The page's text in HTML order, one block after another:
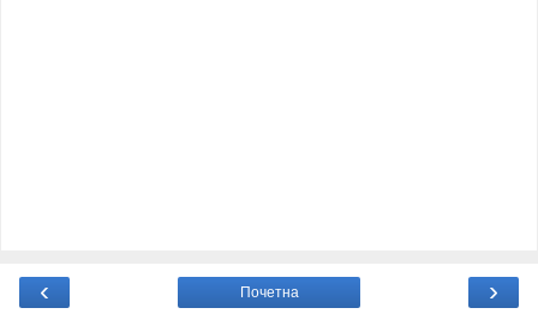
‹ ›
Почетна